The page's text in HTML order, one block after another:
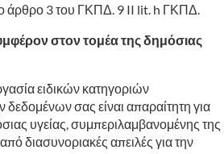
άρθρο 3 του ΓΚΠΔ. 9 II lit. h ΓΚΠΔ.
στον τομέα της δημόσιας
ειδικών κατηγοριών
σας είναι απαραίτητη για
υγείας, συμπεριλαμβανομένης της
διασυνοριακές απειλές για την